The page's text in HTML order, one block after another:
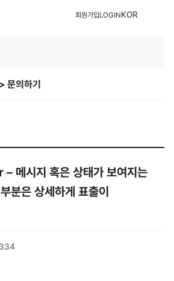
회원가입LOGINKOR
의하기
메시지 혹은 상태가 보여지는
분은 상세하게 표출이